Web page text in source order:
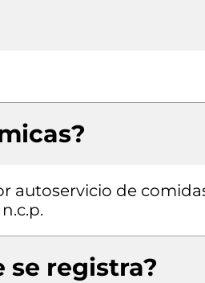
autoservicio de
se registra?